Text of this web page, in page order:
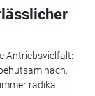
Antriebsvielfalt:
nach.
radikal...